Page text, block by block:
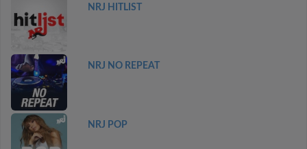
NRJ HITLIST
NRJ NO REPEAT
NRJ POP